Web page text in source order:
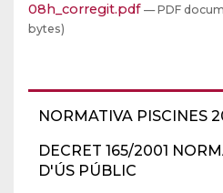
NORMATIVA PISCINES
DECRET 165/2001
D'ÚS PÚBLIC
08h_corregit.pdf — PDF
bytes)